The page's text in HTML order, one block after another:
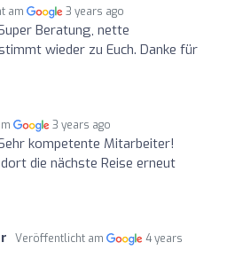
am 3 years ago
Beratung, nette
wieder zu Euch. Danke für
3 years ago
kompetente Mitarbeiter!
die nächste Reise erneut
Veröffentlicht am
4 years